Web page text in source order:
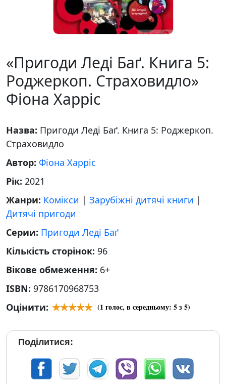
«Пригоди Леді Баґ. Книга 5:
Роджеркоп. Страховидло»
Фіона Харріс
Назва: Пригоди Леді Баґ. Книга 5: Роджеркоп.
Страховидло
Автор: Фіона Харріс
Рік: 2021
Жанри: Комікси | Зарубіжні дитячі книги |
Дитячі пригоди
Серии: Пригоди Леді Баґ
Кількість сторінок: 96
Вікове обмеження: 6+
ISBN: 9786170968753
Оцінити:
(1 голос, в середньому: 5з 5)
Поділитися: